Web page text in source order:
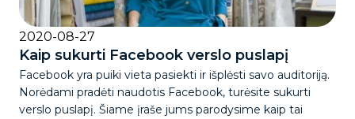
2020-08-27
Kaip sukurti Facebook verslo puslapį
Facebook yra puiki vieta pasiekti ir išplėsti savo auditoriją.
Norėdami pradėti naudotis Facebook, turėsite sukurti
verslo puslapį. Šiame įraše jums parodysime kaip tai